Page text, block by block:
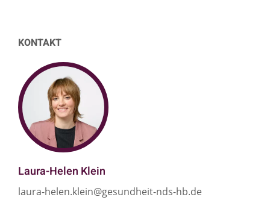
KONTAKT
Laura-Helen Klein
laura-helen.klein@gesundheit-nds-hb.de